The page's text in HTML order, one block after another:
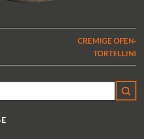
CREMIGE OFEN-
TORTELLINI